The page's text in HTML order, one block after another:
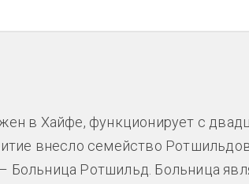
в Хайфе, функционирует с
внесло семейство
Ротшильд. Больница